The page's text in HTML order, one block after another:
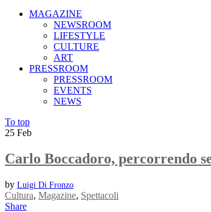
MAGAZINE
NEWSROOM
LIFESTYLE
CULTURE
ART
PRESSROOM
PRESSROOM
EVENTS
NEWS
To top
25 Feb
Carlo Boccadoro, percorrendo
by Luigi Di Fronzo
Cultura, Magazine, Spettacoli
Share